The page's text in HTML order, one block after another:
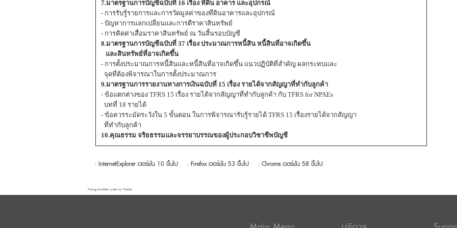
7.มาตรฐานการบัญชีฉบับที่ 16 เรื่อง ที่ดิน อาคาร และอุปกรณ์
- การรับรู้รายการและการวัดมูลค่าของที่ดินอาคารและอุปกรณ์
- ปัญหาการแลกเปลี่ยนและการตีราคาสินทรัพย์
- การคิดค่าเสื่อมราคาสินทรัพย์ ณ วันสิ้นรอบบัญชี
8.มาตรฐานการบัญชีฉบับที่ 37 เรื่อง ประมาณการหนี้สิน หนี้สินที่อาจเกิดขึ้น
และสินทรัพย์ที่อาจเกิดขึ้น
- การตั้งประมาณการหนี้สินและหนี้สินที่อาจเกิดขึ้น แนวปฏิบัติที่สำคัญ ผลกระทบและ
จุดที่ต้องพิจารณาในการตั้งประมาณการ
9.มาตรฐานการรายงานทางการเงินฉบับที่ 15 เรื่อง รายได้จากสัญญาที่ทำกับลูกค้า
- ข้อแตกต่างของ TFRS 15 เรื่อง รายได้จากสัญญาที่ทำกับลูกค้า กับ TFRS for NPAEs
บทที่ 18 รายได้
- ข้อควรระมัดระวังใน 5 ขั้นตอน ในการพิจารณารับรู้รายได้ TFRS 15 เรื่องรายได้จากสัญญา
ที่ทำกับลูกค้า
10.คุณธรรม จริยธรรมและจรรยาบรรณของผู้ประกอบวิชาชีพบัญชี
: InternetExplorer เวอร์ชั่น 10 ขึ้นไป : Firefox เวอร์ชั่น 53 ขึ้นไป : Chrome เวอร์ชั่น 58 ขึ้นไป
FaLang translation system by Faboba